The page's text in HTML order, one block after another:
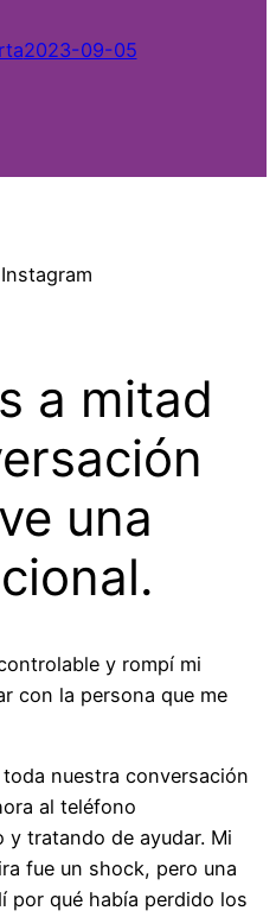
2023-09-05
a mitad
una
y rompí mi
con la persona que me
nuestra conversación
al teléfono
tratando de ayudar. Mi
fue un shock, pero una
por qué había perdido los